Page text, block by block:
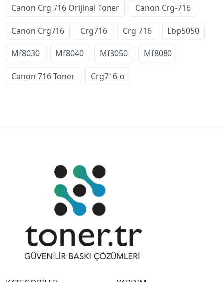
Canon Crg 716 Orijinal Toner Canon Crg-716
Canon Crg716 Crg716 Crg 716 Lbp5050
Mf8030 Mf8040 Mf8050 Mf8080
Canon 716 Toner Crg716-o